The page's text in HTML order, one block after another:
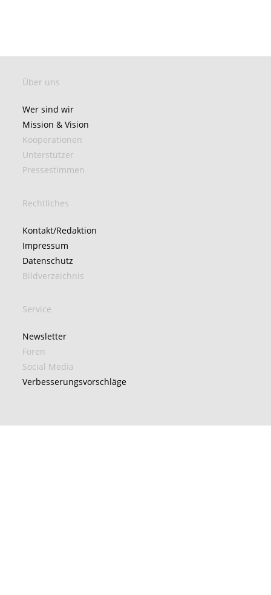
Über uns
Wer sind wir
Mission & Vision
Kooperationen
Unterstützer
Pressestimmen
Rechtliches
Kontakt/Redaktion
Impressum
Datenschutz
Bildverzeichnis
Service
Newsletter
Foren
Social Media
Verbesserungsvorschläge